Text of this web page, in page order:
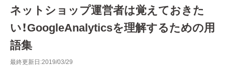
ネットショップ運営者は覚えておきた
い！GoogleAnalyticsを理解するための用
語集
最終更新日:2019/03/29